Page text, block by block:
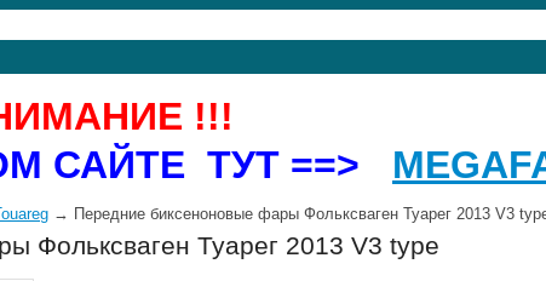
!!!
САЙТЕ ТУТ ==>
→ Передние биксеноновые фары Фольксваген Туарег 2013 V3
Фольксваген Туарег 2013 V3 type